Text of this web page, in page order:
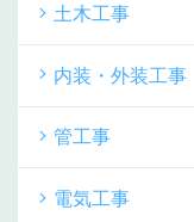
土木工事
内装・外装工事
管工事
電気工事